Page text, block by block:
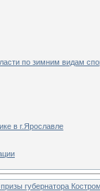
по зимним видам
в г.Ярославле
губернатора